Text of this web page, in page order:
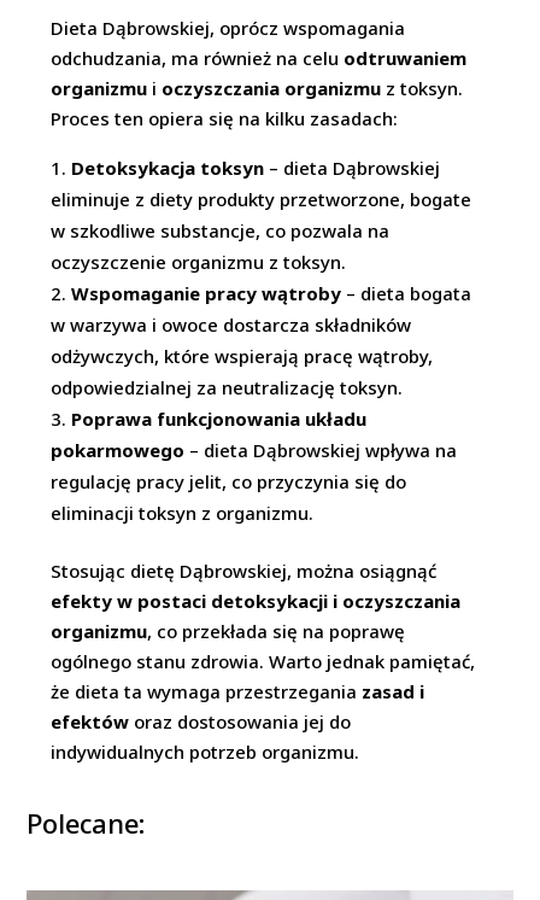
Dieta Dąbrowskiej, oprócz wspomagania
odchudzania, ma również na celu odtruwaniem
organizmu i oczyszczania organizmu z toksyn.
Proces ten opiera się na kilku zasadach:
Detoksykacja toksyn – dieta Dąbrowskiej
eliminuje z diety produkty przetworzone, bogate
w szkodliwe substancje, co pozwala na
oczyszczenie organizmu z toksyn.
Wspomaganie pracy wątroby – dieta bogata
w warzywa i owoce dostarcza składników
odżywczych, które wspierają pracę wątroby,
odpowiedzialnej za neutralizację toksyn.
Poprawa funkcjonowania układu
pokarmowego – dieta Dąbrowskiej wpływa na
regulację pracy jelit, co przyczynia się do
eliminacji toksyn z organizmu.
Stosując dietę Dąbrowskiej, można osiągnąć
efekty w postaci detoksykacji i oczyszczania
organizmu, co przekłada się na poprawę
ogólnego stanu zdrowia. Warto jednak pamiętać,
że dieta ta wymaga przestrzegania zasad i
efektów oraz dostosowania jej do
indywidualnych potrzeb organizmu.
Polecane: